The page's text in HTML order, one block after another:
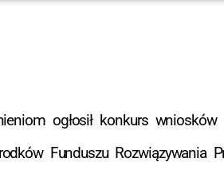
ogłosił konkurs
Funduszu